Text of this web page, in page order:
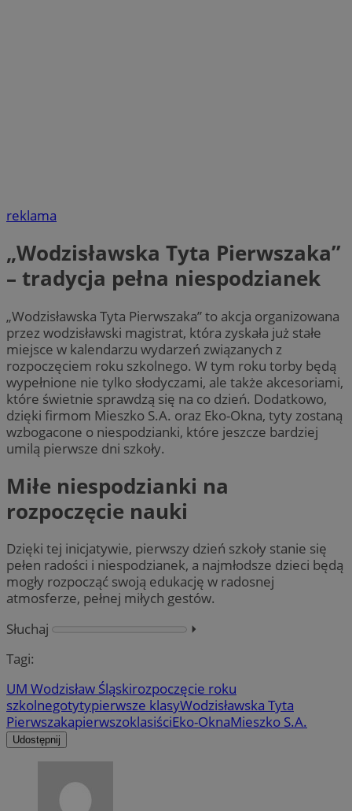
reklama
„Wodzisławska Tyta Pierwszaka”
– tradycja pełna niespodzianek
„Wodzisławska Tyta Pierwszaka” to akcja organizowana
przez wodzisławski magistrat, która zyskała już stałe
miejsce w kalendarzu wydarzeń związanych z
rozpoczęciem roku szkolnego. W tym roku torby będą
wypełnione nie tylko słodyczami, ale także akcesoriami,
które świetnie sprawdzą się na co dzień. Dodatkowo,
dzięki firmom Mieszko S.A. oraz Eko-Okna, tyty zostaną
wzbogacone o niespodzianki, które jeszcze bardziej
umilą pierwsze dni szkoły.
Miłe niespodzianki na
rozpoczęcie nauki
Dzięki tej inicjatywie, pierwszy dzień szkoły stanie się
pełen radości i niespodzianek, a najmłodsze dzieci będą
mogły rozpocząć swoją edukację w radosnej
atmosferze, pełnej miłych gestów.
Słuchaj
⏵︎
Tagi:
UM Wodzisław Śląskirozpoczęcie roku
szkolnegotytypierwsze klasyWodzisławska Tyta
PierwszakapierwszoklasiściEko-OknaMieszko S.A.
Udostępnij